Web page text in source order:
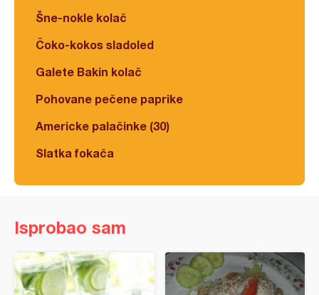
Šne-nokle kolač
Čoko-kokos sladoled
Galete Bakin kolač
Pohovane pečene paprike
Americke palačinke (30)
Slatka fokača
Isprobao sam